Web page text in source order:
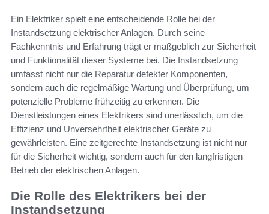
Ein Elektriker spielt eine entscheidende Rolle bei der
Instandsetzung elektrischer Anlagen. Durch seine
Fachkenntnis und Erfahrung trägt er maßgeblich zur Sicherheit
und Funktionalität dieser Systeme bei. Die Instandsetzung
umfasst nicht nur die Reparatur defekter Komponenten,
sondern auch die regelmäßige Wartung und Überprüfung, um
potenzielle Probleme frühzeitig zu erkennen. Die
Dienstleistungen eines Elektrikers sind unerlässlich, um die
Effizienz und Unversehrtheit elektrischer Geräte zu
gewährleisten. Eine zeitgerechte Instandsetzung ist nicht nur
für die Sicherheit wichtig, sondern auch für den langfristigen
Betrieb der elektrischen Anlagen.
Die Rolle des Elektrikers bei der
Instandsetzung